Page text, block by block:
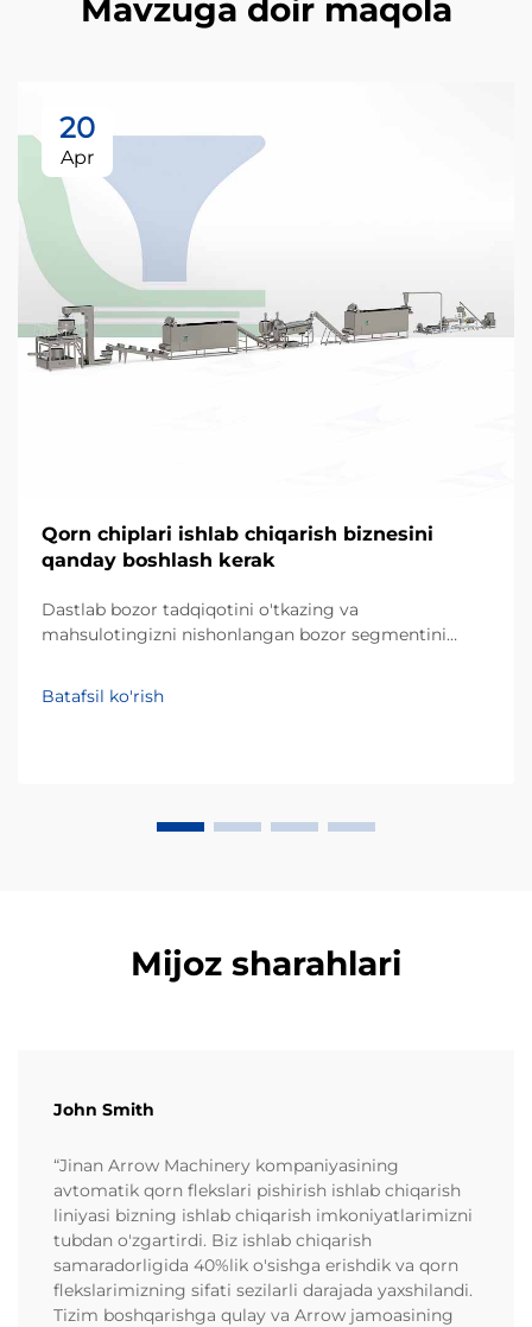
Mavzuga doir maqola
20
Apr
Qorn chiplari ishlab chiqarish biznesini
qanday boshlash kerak
Dastlab bozor tadqiqotini o'tkazing va
mahsulotingizni nishonlangan bozor segmentini
oldin, muvaffaqiyatli tadbirkorlik loyihasi mahalliy
iste'molchilarning afzalliklarini chuqur tushunishdan
Batafsil ko'rish
Mijoz sharahlari
John Smith
“Jinan Arrow Machinery kompaniyasining
avtomatik qorn flekslari pishirish ishlab chiqarish
liniyasi bizning ishlab chiqarish imkoniyatlarimizni
tubdan o'zgartirdi. Biz ishlab chiqarish
samaradorligida 40%lik o'sishga erishdik va qorn
flekslarimizning sifati sezilarli darajada yaxshilandi.
Tizim boshqarishga qulay va Arrow jamoasining